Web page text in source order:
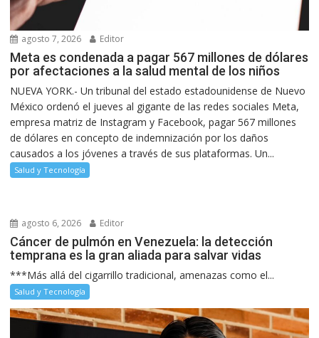
agosto 7, 2026 Editor
Meta es condenada a pagar 567 millones de dólares
por afectaciones a la salud mental de los niños
NUEVA YORK.- Un tribunal del estado estadounidense de Nuevo
México ordenó el jueves al gigante de las redes sociales Meta,
empresa matriz de Instagram y Facebook, pagar 567 millones
de dólares en concepto de indemnización por los daños
causados a los jóvenes a través de sus plataformas. Un...
Salud y Tecnología
agosto 6, 2026 Editor
Cáncer de pulmón en Venezuela: la detección
temprana es la gran aliada para salvar vidas
***Más allá del cigarrillo tradicional, amenazas como el...
Salud y Tecnología